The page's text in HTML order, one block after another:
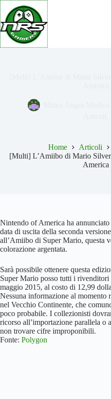
Salta
contenuto
Home Articoli
[Multi] L’Amiibo di Mario
America
Nintendo of America ha
data di uscita della seconda
all’Amiibo di Super Mario, questa
colorazione argentata.
Sarà possibile ottenere questa
Super Mario posso tutti i
maggio 2015, al costo di 12,99
Nessuna informazione al momento
nel Vecchio Continente, che
poco probabile. I collezionisti
ricorso all’importazione parallela o
non trovare cifre improponibili.
Fonte: Polygon